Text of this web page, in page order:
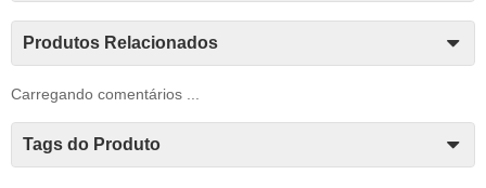
Produtos Relacionados
Carregando comentários ...
Tags do Produto